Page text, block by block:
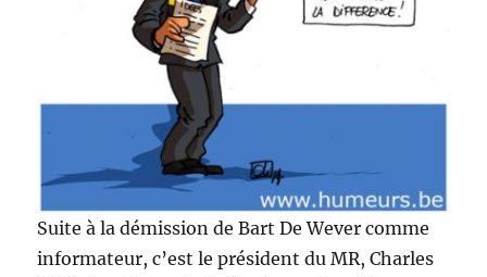
Suite à la démission de Bart De Wever comme
informateur, c’est le président du MR, Charles